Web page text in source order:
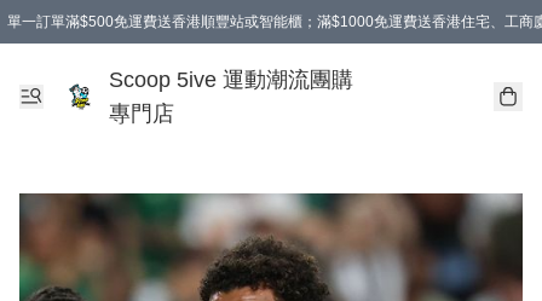
單一訂單滿$500免運費送香港順豐站或智能櫃；滿$1000免運費送香港住宅、工商
Scoop 5ive 運動潮流團購
專門店